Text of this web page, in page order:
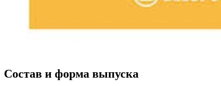
Состав и форма выпуска